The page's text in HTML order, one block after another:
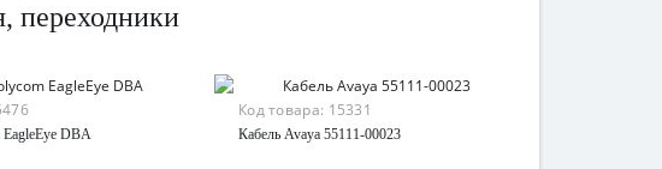
переходники
EagleEye DBA
Код товара: 15331
Кабель Avaya 55111-00023